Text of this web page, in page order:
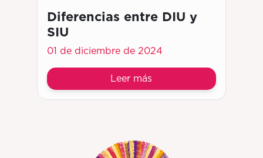
Diferencias entre DIU y
SIU
01 de diciembre de 2024
Leer más